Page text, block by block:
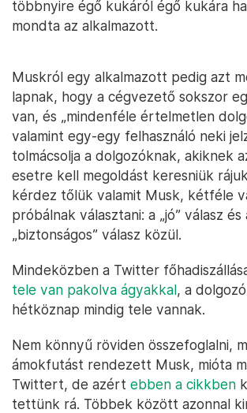
többnyire égő kukáról égő kukára
mondta az alkalmazott.
Muskról egy alkalmazott pedig azt
lapnak, hogy a cégvezető sokszor
van, és „mindenféle értelmetlen
valamint egy-egy felhasználó neki
tolmácsolja a dolgozóknak, akiknek
esetre kell megoldást keresniük
kérdez tőlük valamit Musk, kétféle
próbálnak választani: a „jó” válasz és
„biztonságos” válasz közül.
Mindeközben a Twitter
tele van pakolva ágyakkal, a
hétköznap mindig tele vannak.
Nem könnyű röviden összefoglalni,
ámokfutást rendezett Musk, mióta
Twittert, de azért ebben a cikkben
tettünk rá. Többek között azonnal